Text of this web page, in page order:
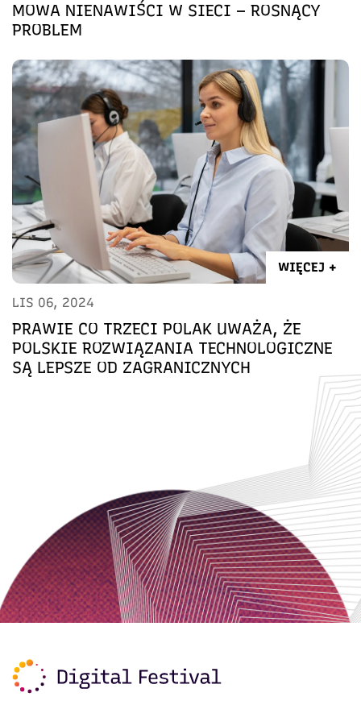
MOWA NIENAWIŚCI W SIECI – ROSNĄCY
PROBLEM
WIĘCEJ +
LIS 06, 2024
PRAWIE CO TRZECI POLAK UWAŻA, ŻE
POLSKIE ROZWIĄZANIA TECHNOLOGICZNE
SĄ LEPSZE OD ZAGRANICZNYCH